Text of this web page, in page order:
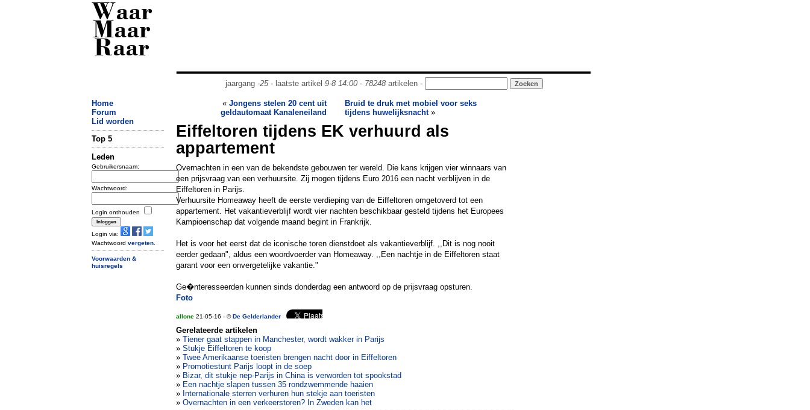
Waar
Maar
Raar
jaargang -25- laatste artikel 9-8 14:00- 78248artikelen -
Home
Forum
Lid worden
Top 5
Leden
Gebruikersnaam:
Wachtwoord:
Login onthouden
Login via:
Wachtwoord vergeten
Voorwaarden &
huisregels
« Jongens stelen 20 cent uit
geldautomaat Kanaleneiland
Bruid te druk met mobiel voor seks
tijdens huwelijksnacht»
Eiffeltoren tijdens EK verhuurd als
appartement
Overnachten in een van de bekendste gebouwen ter wereld. Die kans krijgen vier winnaars van
een prijsvraag van een verhuursite. Zij mogen tijdens Euro 2016 een nacht verblijven in de
Eiffeltoren in Parijs.
Verhuursite Homeaway heeft de eerste verdieping van de Eiffeltoren omgetoverd tot een
appartement. Het vakantieverblijf wordt vier nachten beschikbaar gesteld tijdens het Europees
Kampioenschap dat volgende maand begint in Frankrijk.
Het is voor het eerst dat de iconische toren dienstdoet als vakantieverblijf. ,,Dit is nog nooit
eerder gedaan", aldus een woordvoerder van Homeaway. ,,Een nachtje in de Eiffeltoren staat
garant voor een onvergetelijke vakantie."
Ge�nteresseerden kunnen sinds donderdag een antwoord op de prijsvraag opsturen.
Foto
allone 21-05-16 - ©De Gelderlander
Gerelateerde artikelen
» Tiener gaat stappen in Manchester, wordt wakker in Parijs
» Stukje Eiffeltoren te koop
» Twee Amerikaanse toeristen brengen nacht door in Eiffeltoren
» Promotiestunt Parijs loopt in de soep
» Bizar, dit stukje nep-Parijs in China is verworden tot spookstad
» Een nachtje slapen tussen 35 rondzwemmende haaien
» Internationale sterren verhuren hun stekje aan toeristen
» Overnachten in een verkeerstoren? In Zweden kan het